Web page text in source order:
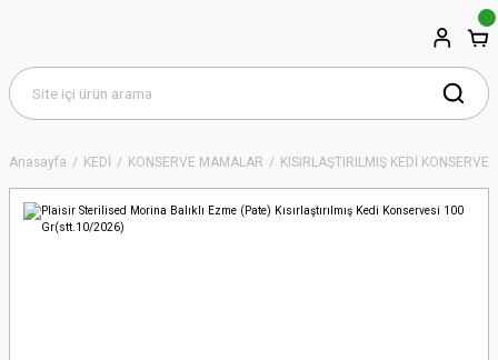
Anasayfa KEDİ KONSERVE MAMALAR KISIRLAŞTIRILMIŞ KEDİ